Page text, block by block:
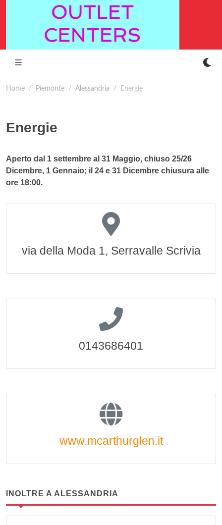
Home Piemonte Alessandria Energie
Energie
Aperto dal 1 settembre al 31 Maggio, chiuso 25/26
Dicembre, 1 Gennaio; il 24 e 31 Dicembre chiusura alle
ore 18:00.
via della Moda 1, Serravalle Scrivia
0143686401
www.mcarthurglen.it
INOLTRE A ALESSANDRIA